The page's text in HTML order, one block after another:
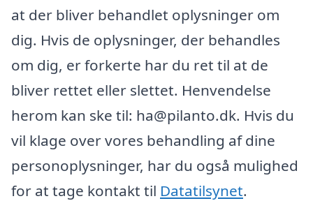
at der bliver behandlet oplysninger om
dig. Hvis de oplysninger, der behandles
om dig, er forkerte har du ret til at de
bliver rettet eller slettet. Henvendelse
herom kan ske til: ha@pilanto.dk. Hvis du
vil klage over vores behandling af dine
personoplysninger, har du også mulighed
for at tage kontakt til Datatilsynet.